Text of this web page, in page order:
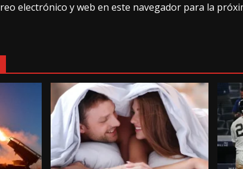
electrónico y web en este navegador para la